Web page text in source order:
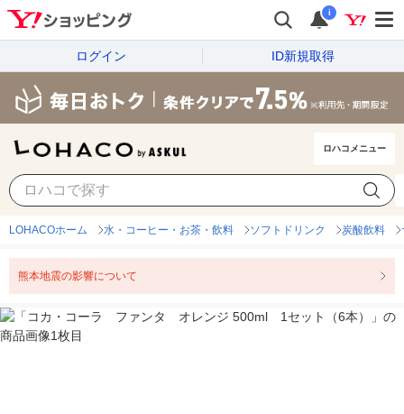
i
ログイン ID新規取得
ロハコメニュー
LOHACOホーム 水・コーヒー・お茶・飲料 ソフトドリンク 炭酸飲料
熊本地震の影響について